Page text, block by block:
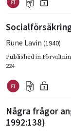
Rune Lavin (1940)
Published in
224
Några frågor
1992:138)